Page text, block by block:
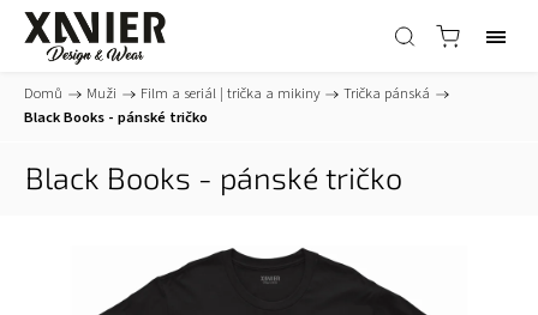
Domů / Muži / Film a seriál | trička a mikiny / Trička pánská /
Black Books - pánské tričko
Black Books - pánské tričko